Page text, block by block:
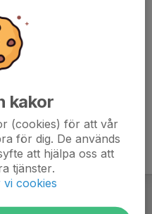
kakor
(cookies) för att vår
för dig. De används
att hjälpa oss att
tjänster.
vi cookies